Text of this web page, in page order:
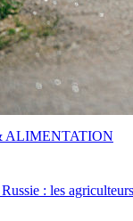
: les
ALIMENTATION